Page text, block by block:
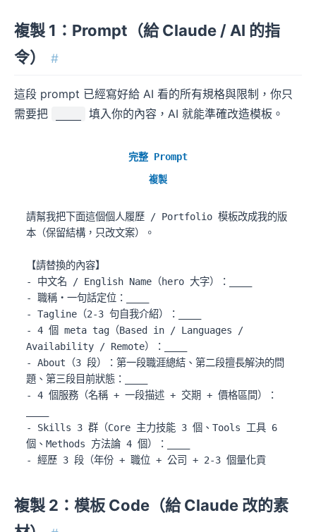
複製 1：Prompt（給 Claude / AI 的指
令）
#
這段 prompt 已經寫好給 AI 看的所有規格與限制，你只
需要把
填入你的內容，AI 就能準確改造模板。
完整 Prompt
複製
請幫我把下面這個個人履歷 / Portfolio 模板改成我的版
本（保留結構，只改文案）。
【請替換的內容】
- 中文名 / English Name（hero 大字）：____
- 職稱・一句話定位：____
- Tagline（2-3 句自我介紹）：____
- 4 個 meta tag（Based in / Languages /
Availability / Remote）：____
- About（3 段）：第一段職涯總結、第二段擅長解決的問
題、第三段目前狀態：____
- 4 個服務（名稱 + 一段描述 + 交期 + 價格區間）：
- Skills 3 群（Core 主力技能 3 個、Tools 工具 6
個、Methods 方法論 4 個）：____
- 經歷 3 段（年份 + 職位 + 公司 + 2-3 個量化貢
構）：____
- 4 個精選作品（年份 + 客戶 + 角色 + 兩句描述）：
複製 2：模板 Code（給 Claude 改的素